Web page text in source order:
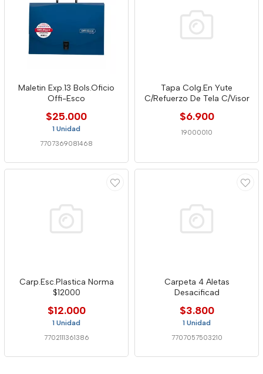
Maletin Exp.13 Bols.Oficio
Offi-Esco
$25.000
1 Unidad
7707369081468
Tapa Colg.En Yute
C/Refuerzo De Tela C/Visor
$6.900
19000010
Carp.Esc.Plastica Norma
$12000
$12.000
1 Unidad
7702111361386
Carpeta 4 Aletas
Desacificad
$3.800
1 Unidad
7707057503210